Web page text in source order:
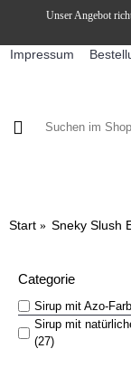
Unser Angebot
Impressum
Start Sneky Slush
Categorie
Sirup mit Azo-
Sirup mit
(27)